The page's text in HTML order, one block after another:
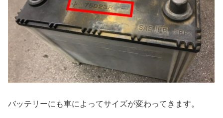
バッテリーにも車によってサイズが変わってきます。